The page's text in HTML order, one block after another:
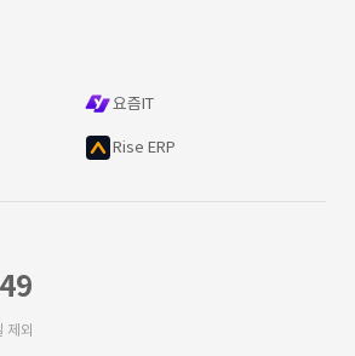
요즘IT
Rise ERP
제외